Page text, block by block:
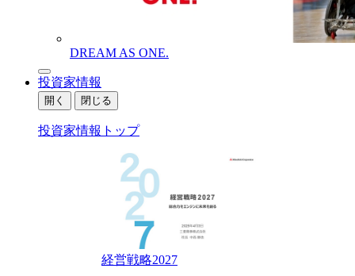
DREAM AS ONE.
投資家情報
開く 閉じる
投資家情報トップ
経営戦略2027